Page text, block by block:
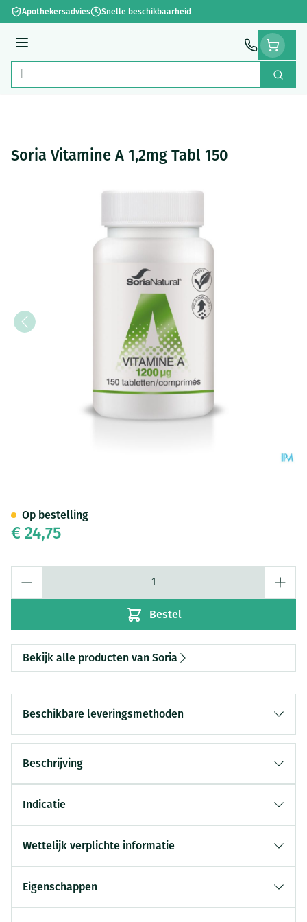
Ga naar de inhoud
Apothekersadvies Snelle beschikbaarheid
Menu
Product, merk, categorie... Zoek
Soria Vitamine A 1,2mg Tabl 150
€ 24,75
Bestel
Op bestelling
Bekijk alle producten van Soria
Beschikbare leveringsmethoden
Beschrijving
Indicatie
Wettelijk verplichte informatie
Eigenschappen